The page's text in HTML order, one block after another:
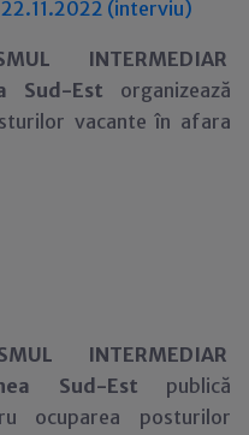
(interviu)
INTERMEDIAR
Sud-Est organizează
vacante în afara
INTERMEDIAR
Sud-Est
publică
ocuparea posturilor